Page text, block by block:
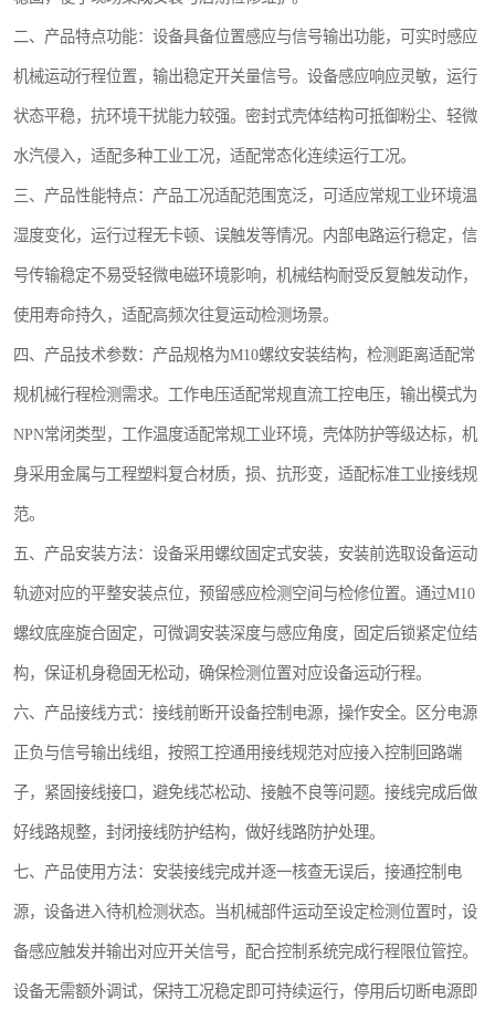
二、产品特点功能：设备具备位置感应与信号输出功能，可实时感应
机械运动行程位置，输出稳定开关量信号。设备感应响应灵敏，运行
状态平稳，抗环境干扰能力较强。密封式壳体结构可抵御粉尘、轻微
水汽侵入，适配多种工业工况，适配常态化连续运行工况。
三、产品性能特点：产品工况适配范围宽泛，可适应常规工业环境温
湿度变化，运行过程无卡顿、误触发等情况。内部电路运行稳定，信
号传输稳定不易受轻微电磁环境影响，机械结构耐受反复触发动作，
使用寿命持久，适配高频次往复运动检测场景。
四、产品技术参数：产品规格为M10螺纹安装结构，检测距离适配常
规机械行程检测需求。工作电压适配常规直流工控电压，输出模式为
NPN常闭类型，工作温度适配常规工业环境，壳体防护等级达标，机
身采用金属与工程塑料复合材质，损、抗形变，适配标准工业接线规
范。
五、产品安装方法：设备采用螺纹固定式安装，安装前选取设备运动
轨迹对应的平整安装点位，预留感应检测空间与检修位置。通过M10
螺纹底座旋合固定，可微调安装深度与感应角度，固定后锁紧定位结
构，保证机身稳固无松动，确保检测位置对应设备运动行程。
六、产品接线方式：接线前断开设备控制电源，操作安全。区分电源
正负与信号输出线组，按照工控通用接线规范对应接入控制回路端
子，紧固接线接口，避免线芯松动、接触不良等问题。接线完成后做
好线路规整，封闭接线防护结构，做好线路防护处理。
七、产品使用方法：安装接线完成并逐一核查无误后，接通控制电
源，设备进入待机检测状态。当机械部件运动至设定检测位置时，设
备感应触发并输出对应开关信号，配合控制系统完成行程限位管控。
设备无需额外调试，保持工况稳定即可持续运行，停用后切断电源即
溜槽堵塞检测开关
速度传感器
微电脑超速开关